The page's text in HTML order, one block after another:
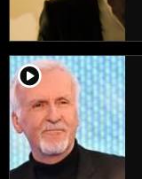
player2